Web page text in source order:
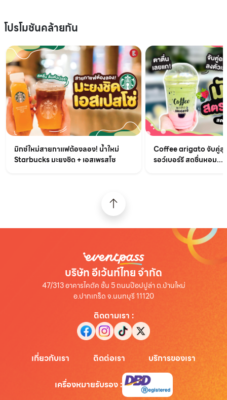
โปรโมชันคล้ายกัน
มิกซ์ใหม่สายกาแฟต้องลอง! น้ำใหม่
Starbucks มะยงชิด + เอสเพรสโซ
Coffee arigato จับคู่สุ
รอว์เบอร์รี สดชื่นหอม...
บริษัท อีเว้นท์ไทย จำกัด
47/313 อาคารไคตัค ชั้น 5 ถนนป๊อปปูล่า ต.บ้านใหม่
อ.ปากเกร็ด จ.นนทบุรี 11120
ติดตามเรา :
เกี่ยวกับเรา ติดต่อเรา บริการของเรา
เครื่องหมายรับรอง: